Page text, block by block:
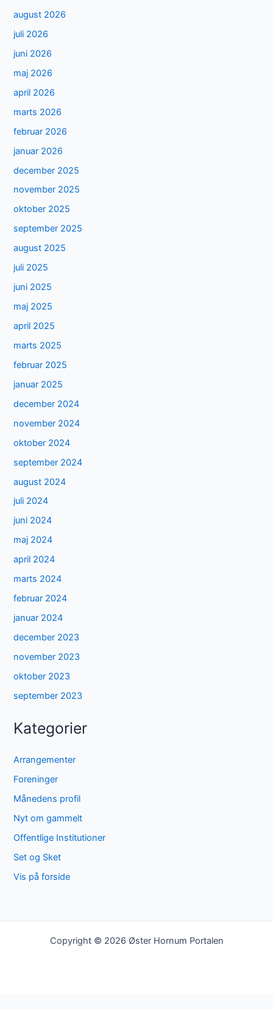
august 2026
juli 2026
juni 2026
maj 2026
april 2026
marts 2026
februar 2026
januar 2026
december 2025
november 2025
oktober 2025
september 2025
august 2025
juli 2025
juni 2025
maj 2025
april 2025
marts 2025
februar 2025
januar 2025
december 2024
november 2024
oktober 2024
september 2024
august 2024
juli 2024
juni 2024
maj 2024
april 2024
marts 2024
februar 2024
januar 2024
december 2023
november 2023
oktober 2023
september 2023
Kategorier
Arrangementer
Foreninger
Månedens profil
Nyt om gammelt
Offentlige Institutioner
Set og Sket
Vis på forside
Copyright © 2026 Øster Hornum Portalen